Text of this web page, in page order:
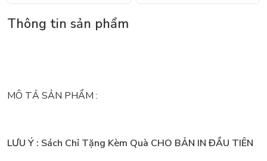
Thông tin sản phẩm
MÔ TẢ SẢN PHẨM :
LƯU Ý : Sách Chỉ Tặng Kèm Quà CHO BẢN IN ĐẦU TIÊN